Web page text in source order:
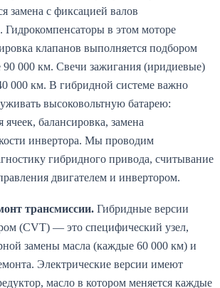
замена с фиксацией валов
Гидрокомпенсаторы в этом моторе
клапанов выполняется подбором
90 000 км. Свечи зажигания (иридиевые)
000 км. В гибридной системе важно
высоковольтную батарею:
ячеек, балансировка, замена
инвертора. Мы проводим
гибридного привода, считывание
двигателем и инвертором.
трансмиссии. Гибридные версии
(CVT) — это специфический узел,
замены масла (каждые 60 000 км) и
Электрические версии имеют
масло в котором меняется каждые